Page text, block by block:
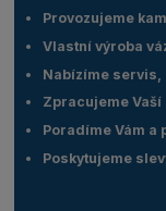
Provozujeme
Vlastní výroba
Nabízíme
Zpracujeme
Poradíme Vám a
Poskytujeme